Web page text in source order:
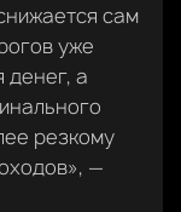
сам
уже
денег, а
резкому
—